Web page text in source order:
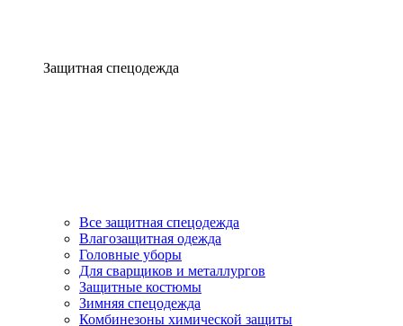
Защитная спецодежда
Все защитная спецодежда
Влагозащитная одежда
Головные уборы
Для сварщиков и металлургов
Защитные костюмы
Зимняя спецодежда
Комбинезоны химической защиты